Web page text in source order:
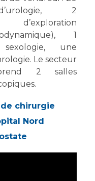
2
1
une
Le secteur
2 salles
chirurgie
Nord